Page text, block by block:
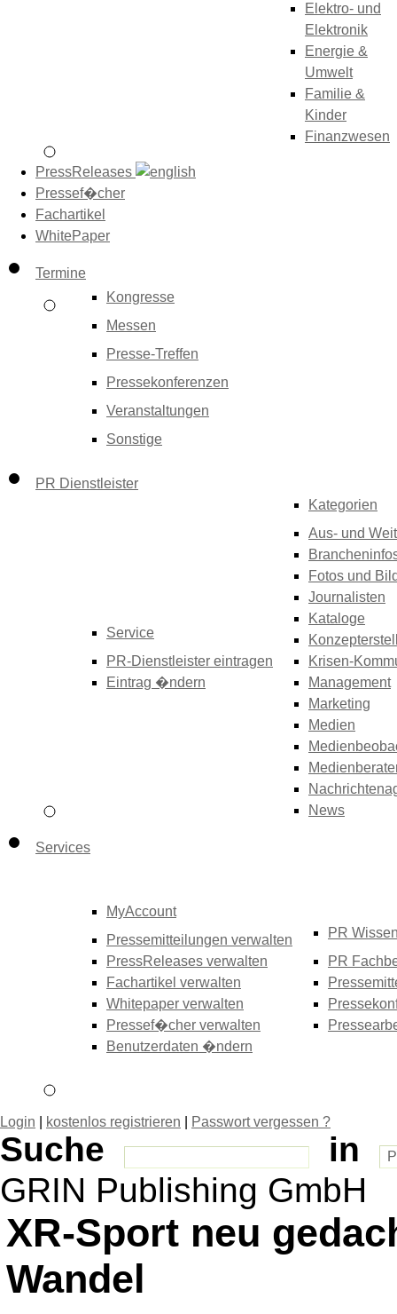
Elektro- und
Elektronik
Energie &
Umwelt
Familie &
Kinder
Finanzwesen
PressReleases
Pressef�cher
Fachartikel
WhitePaper
Termine
Kongresse
Messen
Presse-Treffen
Pressekonferenzen
Veranstaltungen
Sonstige
PR Dienstleister
Service
PR-Dienstleister eintragen
Eintrag �ndern
Kategorien
Aus- und
Fotos und
Journalisten
Kataloge
Krisen-
Management
Marketing
Medien
News
Services
MyAccount
Pressemitteilungen verwalten
PressReleases verwalten
Fachartikel verwalten
Whitepaper verwalten
Pressef�cher verwalten
Benutzerdaten �ndern
PR
PR
Login kostenlos registrieren Passwort vergessen ?
Suche
in
GRIN Publishing GmbH
XR-Sport neu
Wandel